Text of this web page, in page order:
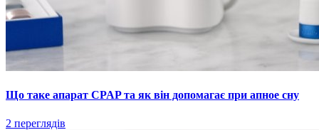
Що таке апарат CPAP та як він допомагає при апное сну
2 переглядів